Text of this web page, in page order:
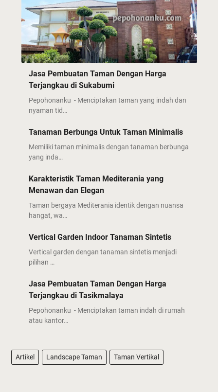
Jasa Pembuatan Taman Dengan Harga
Terjangkau di Sukabumi
Pepohonanku - Menciptakan taman yang indah dan
nyaman tid…
Tanaman Berbunga Untuk Taman Minimalis
Memiliki taman minimalis dengan tanaman berbunga
yang inda…
Karakteristik Taman Mediterania yang
Menawan dan Elegan
Taman bergaya Mediterania identik dengan nuansa
hangat, wa…
Vertical Garden Indoor Tanaman Sintetis
Vertical garden dengan tanaman sintetis menjadi
pilihan …
Jasa Pembuatan Taman Dengan Harga
Terjangkau di Tasikmalaya
Pepohonanku - Menciptakan taman indah di rumah
atau kantor…
Artikel Landscape Taman Taman Vertikal